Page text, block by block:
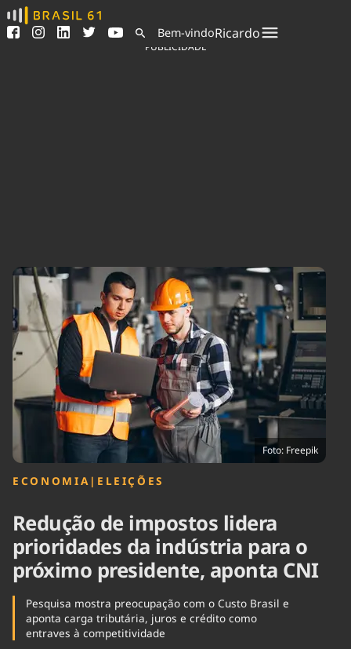
Ver todas as notícias
Podcasts
Indicadores
Agronegócios
Brasil
Brasil Mineral
Ciência &
Tecnologia
Cinema
Comportamento
Cultura
Economia
Educação
Infraestrutura
Internacional
Meio Ambiente
Podcast
Política
Saúde
Tempo
Bem-vindoRicardo
PUBLICIDADE
Foto: Freepik
ECONOMIA | ELEIÇÕES
Redução de impostos lidera
prioridades da indústria para o
próximo presidente, aponta CNI
Pesquisa mostra preocupação com o Custo Brasil e
aponta carga tributária, juros e crédito como
entraves à competitividade